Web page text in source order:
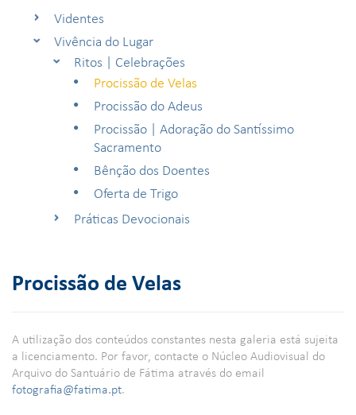
Videntes
Vivência do Lugar
Ritos | Celebrações
Procissão de Velas
Procissão do Adeus
Procissão | Adoração do Santíssimo
Sacramento
Bênção dos Doentes
Oferta de Trigo
Práticas Devocionais
Procissão de Velas
A utilização dos conteúdos constantes nesta galeria está sujeita
a licenciamento. Por favor, contacte o Núcleo Audiovisual do
Arquivo do Santuário de Fátima através do email
fotografia@fatima.pt.